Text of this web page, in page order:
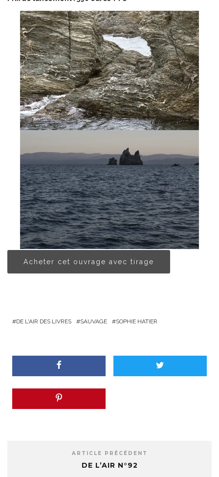
Acheter cet ouvrage avec tirage
DE L'AIR DES LIVRES SAUVAGE SOPHIE HATIER
ARTICLE PRÉCÉDENT
DE L’AIR N°92